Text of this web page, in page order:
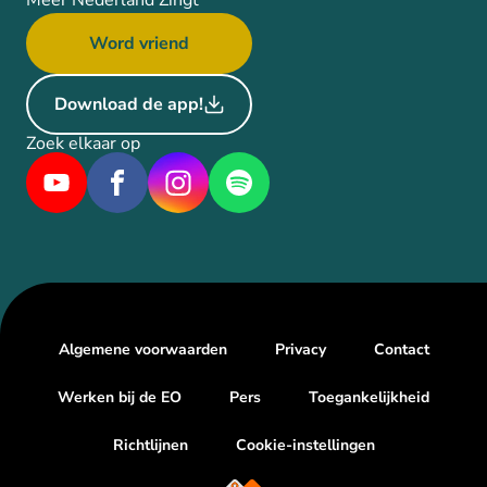
Word vriend
Download de app!
Zoek elkaar op
Algemene voorwaarden Privacy Contact
Werken bij de EO Pers Toegankelijkheid
Richtlijnen Cookie-instellingen